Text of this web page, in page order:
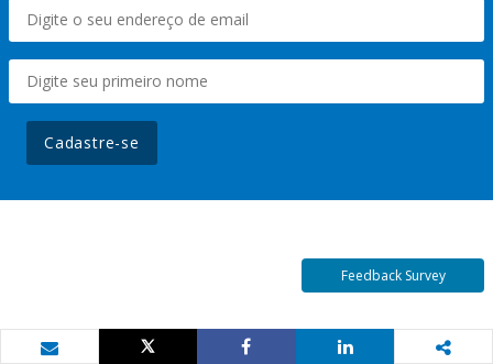
Cadastre-se
Feedback Survey